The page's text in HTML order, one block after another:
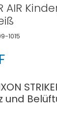
AIR
1015
und